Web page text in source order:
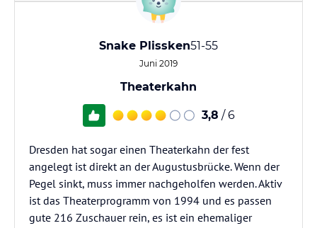
Snake Plissken51-55
Juni 2019
Theaterkahn
3,8 / 6
Dresden hat sogar einen Theaterkahn der fest
angelegt ist direkt an der Augustusbrücke. Wenn der
Pegel sinkt, muss immer nachgeholfen werden. Aktiv
ist das Theaterprogramm von 1994 und es passen
gute 216 Zuschauer rein, es ist ein ehemaliger